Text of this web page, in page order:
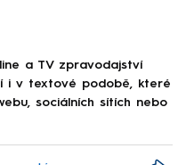
a TV zpravodajství
i v textové podobě, které
sociálních sítích nebo